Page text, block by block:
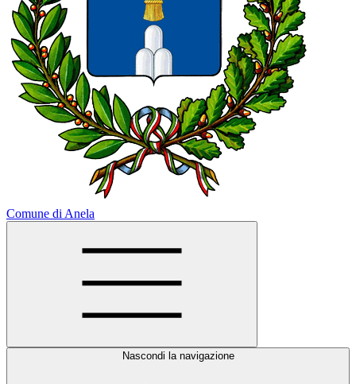
Comune di Anela
Nascondi la navigazione